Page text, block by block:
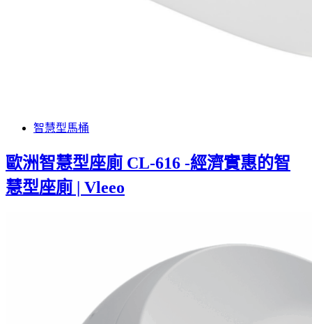
智慧型馬桶
歐洲智慧型座廁 CL-616 -經濟實惠的智
慧型座廁 | Vleeo